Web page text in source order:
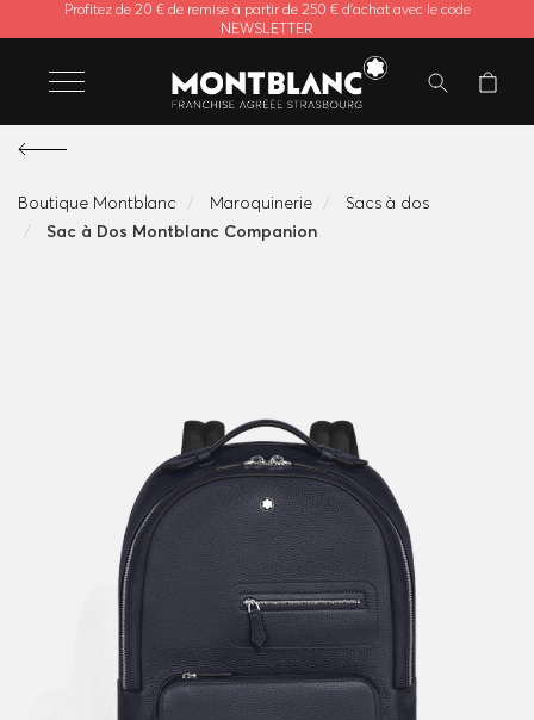
Profitez de 20 € de remise à partir de 250 € d'achat avec le code
NEWSLETTER
Boutique Montblanc Maroquinerie
Sacs à dos
Sac à Dos Montblanc Companion